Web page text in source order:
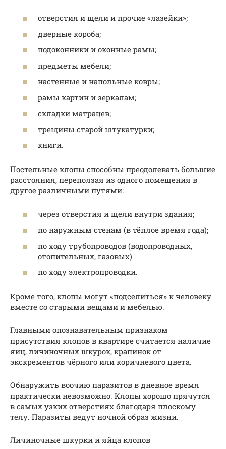
отверстия и щели и прочие «лазейки»;
дверные короба;
подоконники и оконные рамы;
предметы мебели;
настенные и напольные ковры;
рамы картин и зеркалам;
складки матрацев;
трещины старой штукатурки;
книги.
Постельные клопы способны преодолевать большие
расстояния, переползая из одного помещения в
другое различными путями:
через отверстия и щели внутри здания;
по наружным стенам (в тёплое время года);
по ходу трубопроводов (водопроводных,
отопительных, газовых)
по ходу электропроводки.
Кроме того, клопы могут «подселиться» к человеку
вместе со старыми вещами и мебелью.
Главными опознавательным признаком
присутствия клопов в квартире считается наличие
яиц, личиночных шкурок, крапинок от
экскрементов чёрного или коричневого цвета.
Обнаружить воочию паразитов в дневное время
практически невозможно. Клопы хорошо прячутся
в самых узких отверстиях благодаря плоскому
телу. Паразиты ведут ночной образ жизни.
Личиночные шкурки и яйца клопов